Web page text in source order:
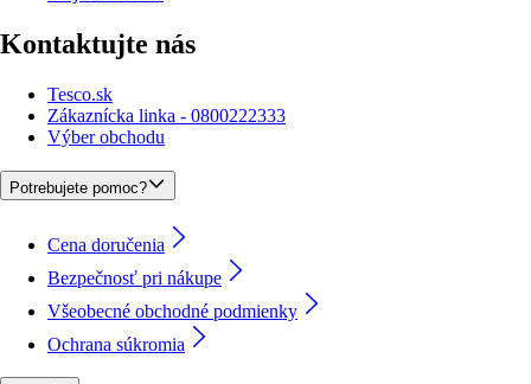
Kontaktujte nás
Tesco.sk
Zákaznícka linka - 0800222333
Výber obchodu
Potrebujete pomoc?
Cena doručenia
Bezpečnosť pri nákupe
Všeobecné obchodné podmienky
Ochrana súkromia